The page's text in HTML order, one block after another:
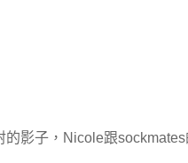
影子，Nicole跟